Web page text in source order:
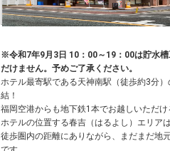
※令和7年9月3日 10：00～19：00は貯水
だけません。予めご了承ください。
ホテル最寄駅である天神南駅（徒歩約3分
結！
福岡空港からも地下鉄1本でお越しいただ
ホテルの位置する春吉（はるよし）エリア
徒歩圏内の距離にありながら、まだまだ地